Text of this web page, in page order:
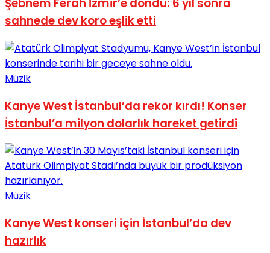
Şebnem Ferah İzmir’e döndü: 6 yıl sonra
sahnede dev koro eşlik etti
Müzik
Kanye West İstanbul’da rekor kırdı! Konser
İstanbul’a milyon dolarlık hareket getirdi
Müzik
Kanye West konseri için İstanbul’da dev
hazırlık